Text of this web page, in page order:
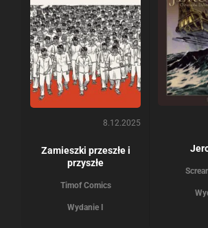
8.12.2025
Zamieszki przeszłe i
przyszłe
Timof Comics
Wydanie I